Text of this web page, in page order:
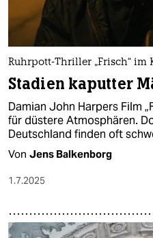
Ruhrpott-Thriller „Frisch“ im
Stadien kaputter
Damian John Harpers Film
für düstere Atmosphären.
Deutschland finden oft
Von Jens Balkenborg
1.7.2025